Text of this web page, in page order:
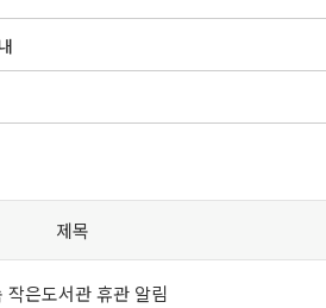
제목
작은도서관 휴관 알림